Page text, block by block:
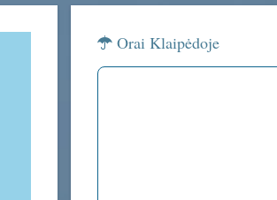
Orai Klaipėdoje